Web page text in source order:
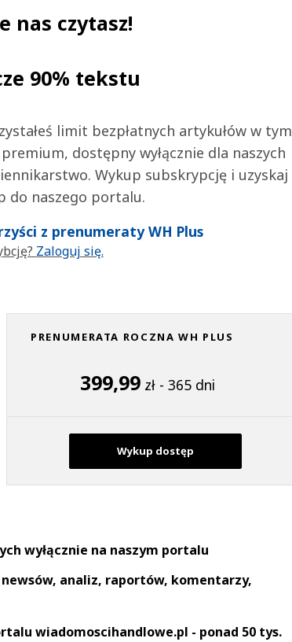
nas czytasz!
90% tekstu
limit bezpłatnych artykułów w tym
dostępny wyłącznie dla naszych
Wykup subskrypcję i uzyskaj
do naszego portalu.
z prenumeraty WH Plus
Zaloguj się.
PRENUMERATA ROCZNA WH PLUS
399,99 zł - 365 dni
Wykup dostęp
wyłącznie na naszym portalu
analiz, raportów, komentarzy,
wiadomoscihandlowe.pl - ponad 50 tys.